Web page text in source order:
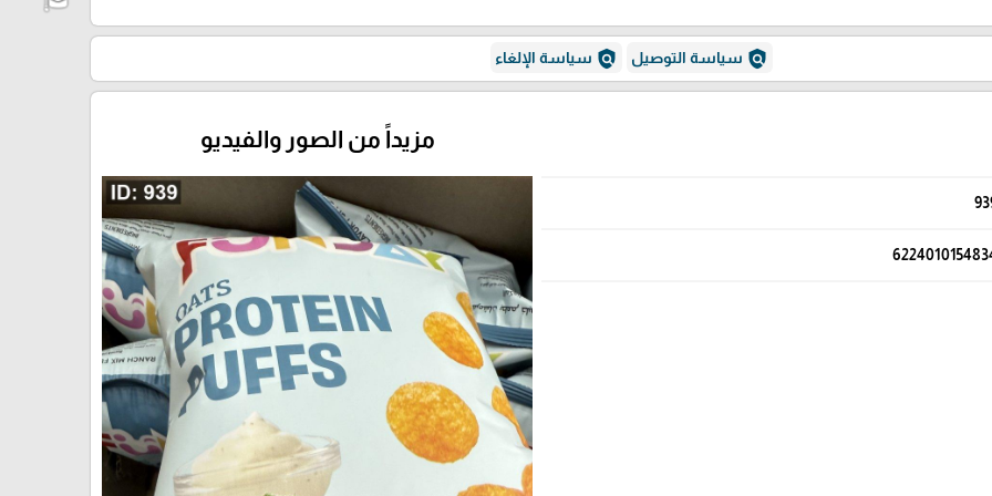
policy سياسة التوصيل policy سياسة الإلغاء
مزيداً من الصور والفيديو